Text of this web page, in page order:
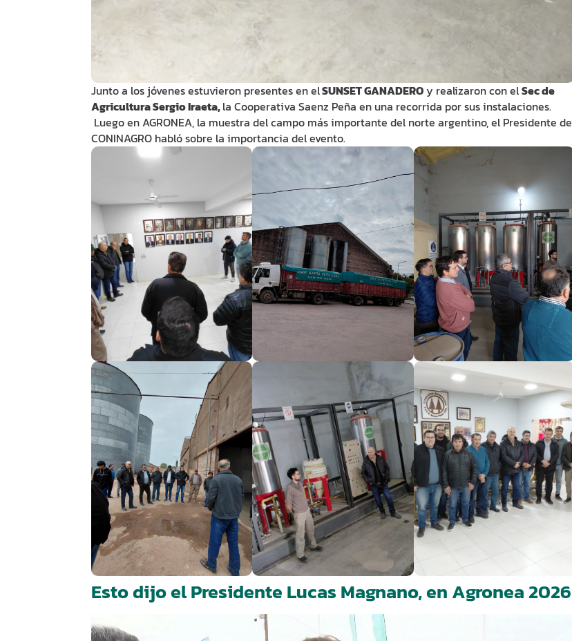
Junto a los jóvenes estuvieron presentes en elSUNSET GANADERO y realizaron con elSec de
Agricultura Sergio Iraeta,la Cooperativa Saenz Peña en una recorrida por sus instalaciones.
Luego en AGRONEA, la muestra del campo más importante del norte argentino, el Presidente de
CONINAGRO habló sobre la importancia del evento.
Esto dijo el Presidente Lucas Magnano, en Agronea 2026